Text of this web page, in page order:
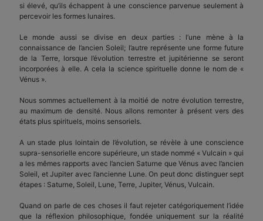
si élevé, qu’ils échappent à une conscience parvenue seulement à
percevoir les formes lunaires.
Le monde aussi se divise en deux parties : l’une mène à la
connaissance de l’ancien Soleil; l’autre représente une forme future
de la Terre, lorsque l’évolution terrestre et jupitérienne se seront
incorporées à elle. A cela la science spirituelle donne le nom de «
Vénus ».
Nous sommes actuellement à la moitié de notre évolution terrestre,
au maximum de densité. Nous allons remonter à présent vers des
états plus spirituels, moins sensoriels.
A un stade plus lointain de l’évolution, se révèle à une conscience
supra-sensorielle encore supérieure, un stade nommé « Vulcain » qui
a les mêmes rapports avec l’ancien Saturne que Vénus avec l’ancien
Soleil, et Jupiter avec l’ancienne Lune. On peut donc distinguer sept
étapes : Saturne, Soleil, Lune, Terre, Jupiter, Vénus, Vulcain.
Quand on parle de ces choses il faut rejeter catégoriquement l’idée
que la réflexion philosophique, fondée uniquement sur la réalité